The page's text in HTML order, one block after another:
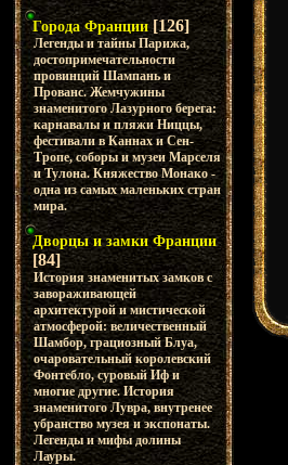
Города Франции [126]
Легенды и тайны Парижа,
достопримечательности
провинций Шампань и
Прованс. Жемчужины
знаменитого Лазурного берега:
карнавалы и пляжи Ниццы,
фестивали в Каннах и Сен-
Тропе, соборы и музеи Марселя
и Тулона. Княжество Монако -
одна из самых маленьких стран
мира.
Дворцы и замки Франции
[84]
История знаменитых замков с
завораживающей
архитектурой и мистической
атмосферой: величественный
Шамбор, грациозный Блуа,
очаровательный королевский
Фонтебло, суровый Иф и
многие другие. История
знаменитого Лувра, внутренее
убранство музея и экспонаты.
Легенды и мифы долины
Лауры.